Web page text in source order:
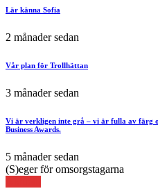
Lär känna Sofia
2 månader sedan
Vår plan för Trollhättan
3 månader sedan
Vi är verkligen inte grå – vi är fulla av färg
Business Awards.
5 månader sedan
(S)eger för omsorgstagarna